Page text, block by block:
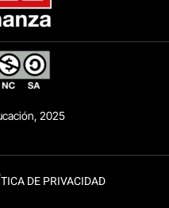
2025
DE PRIVACIDAD